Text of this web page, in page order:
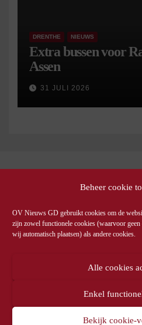
Beheer cookie
OV Nieuws GD gebruikt cookies om de
zijn zowel functionele cookies (waarvoor
wij automatisch plaatsen) als andere cookies.
Alle cookies
Enkel
Bekijk cookie-
DRENTHE NIEUWS
Extra bussen voor
Assen
31 JULI 2026